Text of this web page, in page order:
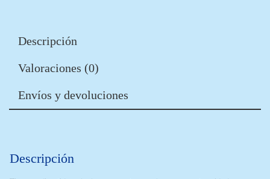
Descripción
Valoraciones (0)
Envíos y devoluciones
Descripción